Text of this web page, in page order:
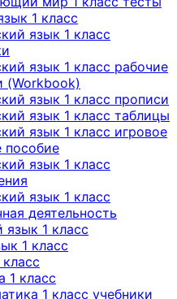
1 класс
язык 1 класс
язык 1 класс рабочие
(Workbook)
язык 1 класс прописи
язык 1 класс таблицы
язык 1 класс игровое
пособие
язык 1 класс
язык 1 класс
деятельность
язык 1 класс
1 класс
1 класс
1 класс учебники